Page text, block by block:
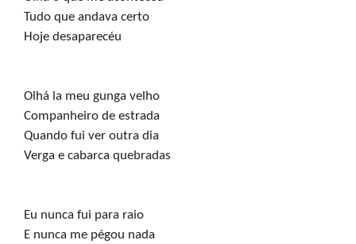
Tudo que andava certo
Hoje desaparecéu
Olhá la meu gunga velho
Companheiro de estrada
Quando fui ver outra dia
Verga e cabarca quebradas
Eu nunca fui para raio
E nunca me pégou nada